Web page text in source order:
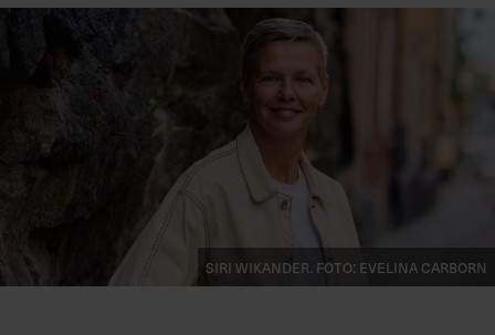
personuppgiftsbehandling
Sök
Siri Wikander. Foto: Evelina Carborn